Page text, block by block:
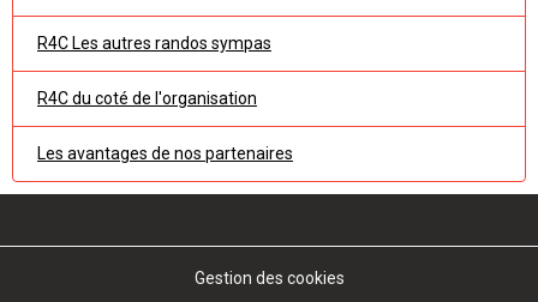
R4C Les autres randos sympas
R4C du coté de l'organisation
Les avantages de nos partenaires
Gestion des cookies